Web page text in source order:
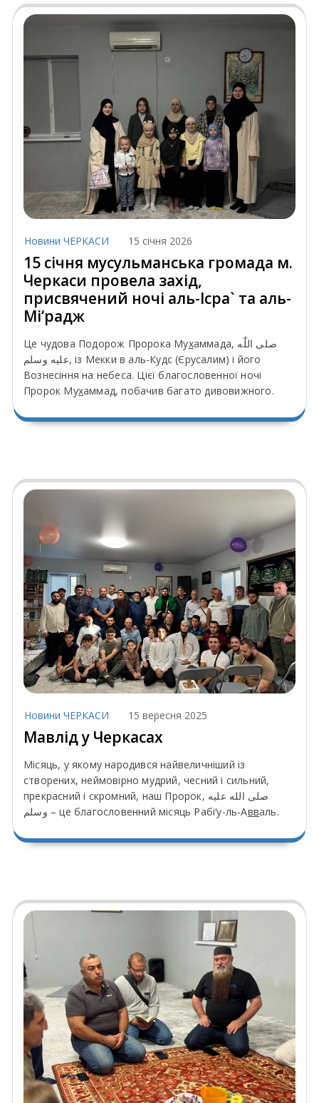
Новини ЧЕРКАСИ 15 січня 2026
15 січня мусульманська громада м.
Черкаси провела захід,
присвячений ночі аль-Ісра` та аль-
Мі‘радж
Це чудова Подорож Пророка Мухаммада, صلى اللّٰه
عليه وسلم, із Мекки в аль-Кудс (Єрусалим) і його
Вознесіння на небеса. Цієї благословенної ночі
Пророк Мухаммад, побачив багато дивовижного.
Новини ЧЕРКАСИ 15 вересня 2025
Мавлід у Черкасах
Місяць, у якому народився найвеличніший із
створених, неймовірно мудрий, чесний і сильний,
прекрасний і скромний, наш Пророк, صلى الله عليه
وسلم – це благословенний місяць Рабі‘у-ль-Авваль.